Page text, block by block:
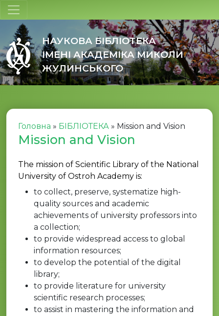
НАУКОВА БІБЛІОТЕКА
ІМЕНІ АКАДЕМІКА МИКОЛИ
ЖУЛИНСЬКОГО
Головна » БІБЛІОТЕКА » Mission and Vision
Mission and Vision
The mission of Scientific Library of the National
University of Ostroh Academy is:
to collect, preserve, systematize high-
quality sources and academic
achievements of university professors into
a collection;
to provide widespread access to global
information resources;
to develop the potential of the digital
library;
to provide literature for university
scientific research processes;
to assist in mastering the information and